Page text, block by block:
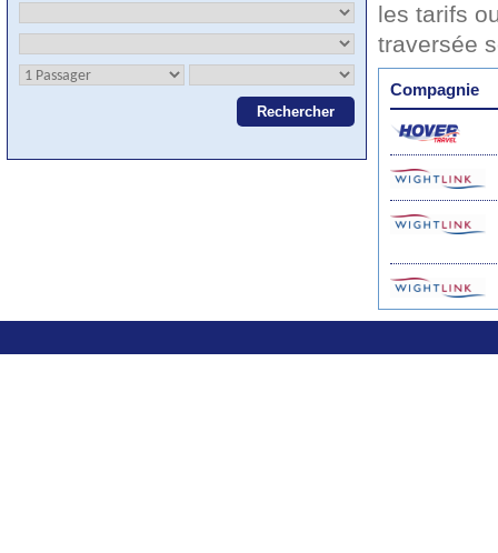
les tarifs
traversée
Compagnie